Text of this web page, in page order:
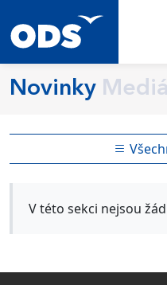
Novinky
V této sekci nejsou